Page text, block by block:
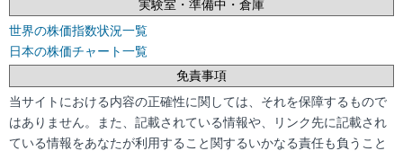
実験室・準備中・倉庫
世界の株価指数状況一覧
日本の株価チャート一覧
免責事項
当サイトにおける内容の正確性に関しては、それを保障するもので
はありません。また、記載されている情報や、リンク先に記載され
ている情報をあなたが利用すること関するいかなる責任も負うこと